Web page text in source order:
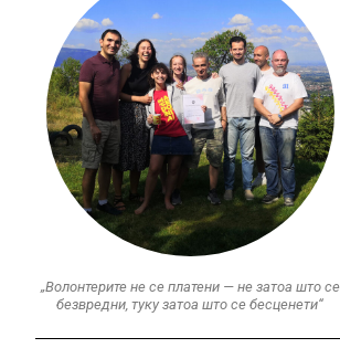
„Волонтерите не се платени — не затоа што се
безвредни, туку затоа што се бесценети“